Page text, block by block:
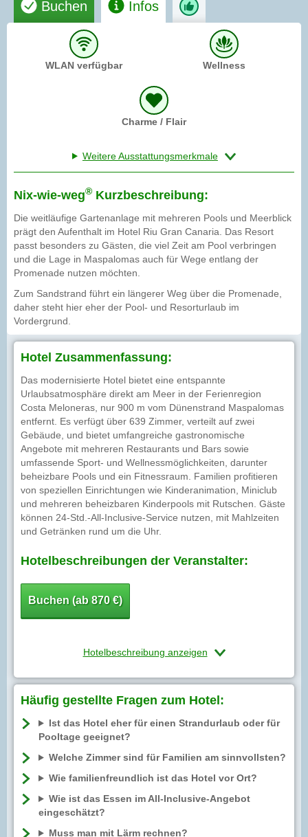
Buchen Infos
WLAN verfügbar Wellness
Charme / Flair
Weitere Ausstattungsmerkmale
Nix-wie-weg® Kurzbeschreibung:
Die weitläufige Gartenanlage mit mehreren Pools und Meerblick
prägt den Aufenthalt im Hotel Riu Gran Canaria. Das Resort
passt besonders zu Gästen, die viel Zeit am Pool verbringen
und die Lage in Maspalomas auch für Wege entlang der
Promenade nutzen möchten.
Zum Sandstrand führt ein längerer Weg über die Promenade,
daher steht hier eher der Pool- und Resorturlaub im
Vordergrund.
Hotel Zusammenfassung:
Das modernisierte Hotel bietet eine entspannte
Urlaubsatmosphäre direkt am Meer in der Ferienregion
Costa Meloneras, nur 900 m vom Dünenstrand Maspalomas
entfernt. Es verfügt über 639 Zimmer, verteilt auf zwei
Gebäude, und bietet umfangreiche gastronomische
Angebote mit mehreren Restaurants und Bars sowie
umfassende Sport- und Wellnessmöglichkeiten, darunter
beheizbare Pools und ein Fitnessraum. Familien profitieren
von speziellen Einrichtungen wie Kinderanimation, Miniclub
und mehreren beheizbaren Kinderpools mit Rutschen. Gäste
können 24-Std.-All-Inclusive-Service nutzen, mit Mahlzeiten
und Getränken rund um die Uhr.
Hotelbeschreibungen der Veranstalter:
Buchen (ab 870 €)
Hotelbeschreibung anzeigen
Häufig gestellte Fragen zum Hotel:
Ist das Hotel eher für einen Strandurlaub oder für
Pooltage geeignet?
Welche Zimmer sind für Familien am sinnvollsten?
Wie familienfreundlich ist das Hotel vor Ort?
Wie ist das Essen im All-Inclusive-Angebot
eingeschätzt?
Muss man mit Lärm rechnen?